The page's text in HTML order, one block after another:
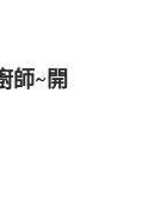
師~開